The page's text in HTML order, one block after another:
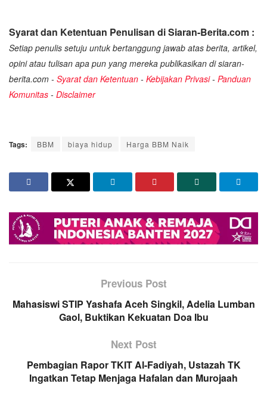
Syarat dan Ketentuan Penulisan di Siaran-Berita.com :
Setiap penulis setuju untuk bertanggung jawab atas berita, artikel,
opini atau tulisan apa pun yang mereka publikasikan di siaran-
berita.com - Syarat dan Ketentuan - Kebijakan Privasi- Panduan
Komunitas - Disclaimer
Tags: BBM biaya hidup Harga BBM Naik
Previous Post
Mahasiswi STIP Yashafa Aceh Singkil, Adelia Lumban
Gaol, Buktikan Kekuatan Doa Ibu
Next Post
Pembagian Rapor TKIT Al-Fadiyah, Ustazah TK
Ingatkan Tetap Menjaga Hafalan dan Murojaah